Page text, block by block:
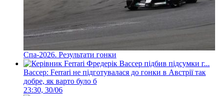
Спа-2026. Результати гонки
Вассер: Ferrari не підготувалася до гонки в Австрії так
добре, як варто було б
23:30, 30/06